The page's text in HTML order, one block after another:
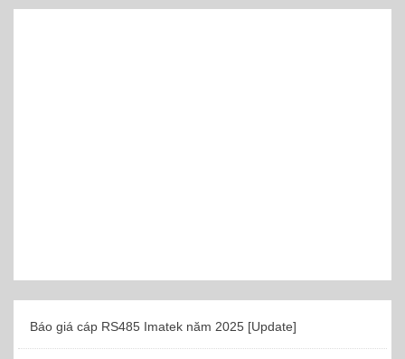
Báo giá cáp RS485 Imatek năm 2025 [Update]